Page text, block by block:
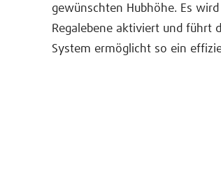
gewünschten Hubhöhe. Es
Regalebene aktiviert und führt
System ermöglicht so ein